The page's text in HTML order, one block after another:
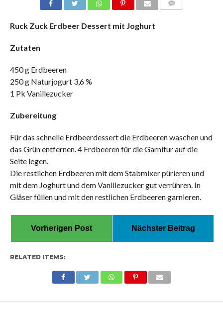
Ruck Zuck Erdbeer Dessert mit Joghurt
Zutaten
450 g Erdbeeren
250 g Naturjogurt 3,6 %
1 Pk Vanillezucker
Zubereitung
Für das schnelle Erdbeerdessert die Erdbeeren waschen und
das Grün entfernen. 4 Erdbeeren für die Garnitur auf die
Seite legen.
Die restlichen Erdbeeren mit dem Stabmixer pürieren und
mit dem Joghurt und dem Vanillezucker gut verrühren. In
Gläser füllen und mit den restlichen Erdbeeren garnieren.
Vorherigen Post Nächster Beitrag
RELATED ITEMS: